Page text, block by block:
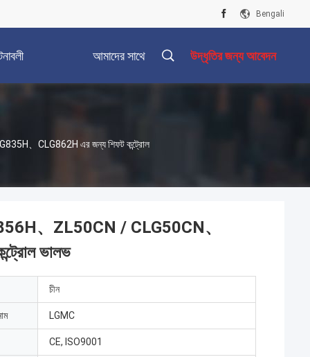
Bengali
আমাদের সাথে উদ্ধৃতির জন্য আবেদন
、CLG862H এর জন্য শিফট কন্ট্রোল
、ZL50CN / CLG50CN、
ভালভ
চীন
LGMC
CE, ISO9001